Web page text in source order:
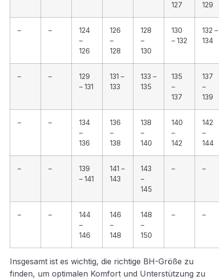
127 129
– –
124
–
126
126
–
128
128
–
130
130
– 132
132 –
134
– –
129
– 131
131 –
133
133 –
135
135
–
137
137
–
139
– –
134
–
136
136
–
138
138
–
140
140
–
142
142
–
144
– –
139
– 141
141 –
143
143
–
145
– –
– –
144
–
146
146
–
148
148
–
150
– –
Insgesamt ist es wichtig, die richtige BH-Größe zu
finden, um optimalen Komfort und Unterstützung zu